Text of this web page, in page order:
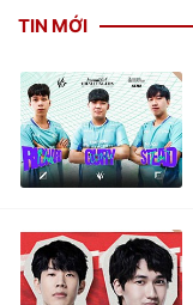
TIN MỚI